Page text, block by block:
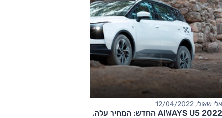
אלי שאולי, 12/04/2022
AIWAYS U5 2022 החדש: המחיר עלה, שמות רמות הגימור שונו